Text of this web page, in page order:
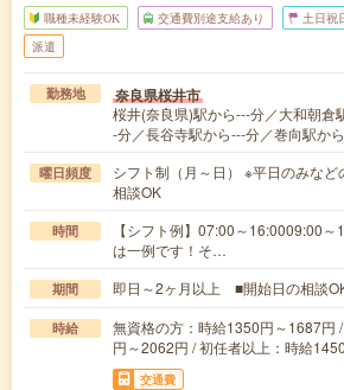
職種未経験OK 交通費別途支給あり 土日祝
派遣
勤務地 奈良県桜井市
桜井(奈良県)駅から---分／大和朝倉
-分／長谷寺駅から---分／巻向駅か
曜日頻度
シフト制（月～日） ※平日のみなど
相談OK
時間
【シフト例】07:00～16:0009:00
は一例です！そ…
期間 即日～2ヶ月以上 ■開始日の相談
時給
無資格の方：時給1350円～1687円
円～2062円 / 初任者以上：時給
交通費